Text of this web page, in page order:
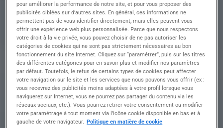
Expérience
Salaire
Contrat
Ville
()
Référence Annonce n°
Contact
Tél.
pour améliorer la performance de notre site, et pour vous proposer des
publicités ciblées sur d’autres sites. En général, ces informations ne
permettent pas de vous identifier directement, mais elles peuvent vous
offrir une expérience web plus personnalisée. Parce que nous respectons
votre droit à la vie privée, vous pouvez choisir de ne pas autoriser les
catégories de cookies qui ne sont pas strictement nécessaires au bon
fonctionnement du site Internet. Cliquez sur “paramétrer”, puis sur les titres
des différentes catégories pour en savoir plus et modifier nos paramètres
par défaut. Toutefois, le refus de certains types de cookies peut affecter
votre navigation sur le site et les services que nous pouvons vous offrir (ex :
vous recevrez des publicités moins adaptées à votre profil lorsque vous
naviguerez sur Internet, vous ne pourrez pas partager du contenu via les
réseaux sociaux, etc.). Vous pourrez retirer votre consentement ou modifier
votre paramétrage à tout moment via l’icône cookie disponible en bas et à
gauche de votre navigateur. Politique en matière de cookie